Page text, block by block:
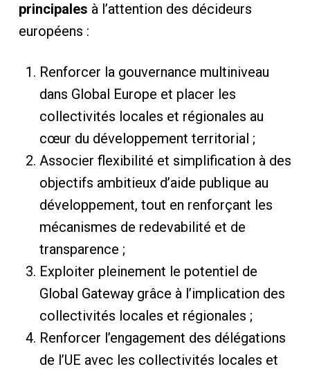
principales à l’attention des décideurs
européens :
Renforcer la gouvernance multiniveau
dans Global Europe et placer les
collectivités locales et régionales au
cœur du développement territorial ;
Associer flexibilité et simplification à des
objectifs ambitieux d’aide publique au
développement, tout en renforçant les
mécanismes de redevabilité et de
transparence ;
Exploiter pleinement le potentiel de
Global Gateway grâce à l’implication des
collectivités locales et régionales ;
Renforcer l’engagement des délégations
de l’UE avec les collectivités locales et